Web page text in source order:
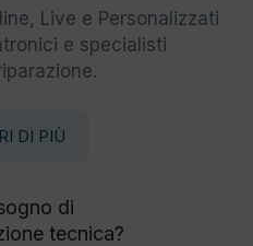
Live e Personalizzati
e specialisti
DI PIÙ
di
tecnica?